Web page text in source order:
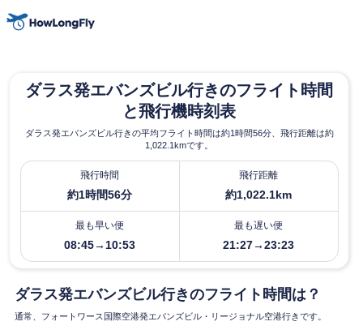
ダラス発エバンズビル行きのフライト時間
と飛行機時刻表
ダラス発エバンズビル行きの平均フライト時間は約1時間56分、飛行距離は約
1,022.1kmです。
飛行時間
約1時間56分
飛行距離
約1,022.1km
最も早い便
08:45→10:53
最も遅い便
21:27→23:23
ダラス発エバンズビル行きのフライト時間は？
通常、フォートワース国際空港発エバンズビル・リージョナル空港行きです。